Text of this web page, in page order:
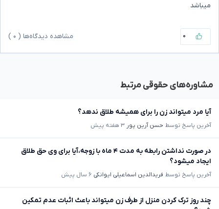
میباشد
۰ مشاهده دیدگاه‌ها ( ۰
مشاوره‌های حقوقی مرتبط
آیا مرد میتواند زن را برای همیشه طلاق ندهد؟
آخرین پاسخ توسط حسن آرین پور ۳ هفته پیش
در صورت نداشتن رابطه به مدت ۴ ماه با زوجه،آیا برای وی حق طلاق
ایجاد میشود؟
آخرین پاسخ توسط فریدالدین اسماعیلی ایوانکی ۶ سال پیش
چند روز ترک کردن منزل از طرف زن میتواند باعث اثبات عدم تمکین